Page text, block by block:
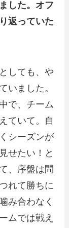
した。オフ
返っていた
しても、や
いました。
で、チーム
ていて。自
シーズンが
せたい！と
、序盤は問
れて勝ちに
み合わなく
ムでは戦え